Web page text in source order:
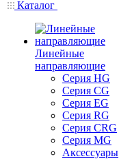
Каталог
Линейные
направляющие
Серия HG
Серия CG
Серия EG
Серия RG
Серия CRG
Серия MG
Аксессуары